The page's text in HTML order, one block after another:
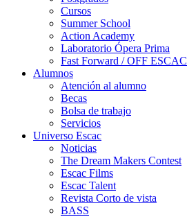
Cursos
Summer School
Action Academy
Laboratorio Ópera Prima
Fast Forward / OFF ESCAC
Alumnos
Atención al alumno
Becas
Bolsa de trabajo
Servicios
Universo Escac
Noticias
The Dream Makers Contest
Escac Films
Escac Talent
Revista Corto de vista
BASS